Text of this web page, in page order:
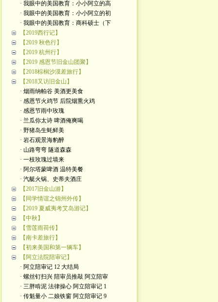
· 我眼中的美国教育：小小阿立的高
· 我眼中的美国教育：小小阿立的初
· 我眼中的美国教育：商科硕士（下
【2019西行记】
【2019 秋色行】
【2019 杭州行】
【2019 感恩节旧金山团聚】
【2018棕榈沙漠差旅行】
【2018又访旧金山】
· 烟雨纳帕谷 美酒更美食
· 感恩节火鸡节 后院烟熏火鸡
· 感恩节雨中玫瑰
· 兰瓜你太诗 啤酒俺爽喝
· 野猪岛生蚝鲜美
· 岩石观景海豹醉
· 山路弯弯 隧道森森
· 一枝玫瑰过墙来
· 阿尔塔蒙啤酒 温特美餐
· 汽艇火锅、史蒂夫酒庄
【2017旧金山游】
【同学情谊之锦州外传】
【2019 夏威夷考艾岛游记】
【中秋】
【雪莲雨荷传】
【南卡差旅行】
【初来美国和第一辆车】
【阿立法院陪审记】
· 阿立陪审记 12 大结局
· 螺丝钉扫兴 陪审员推敲 阿立陪审
· 三胖啃泥 法律操心 阿立陪审记 1
· 传魁量小 二娘铁窗 阿立陪审记 9